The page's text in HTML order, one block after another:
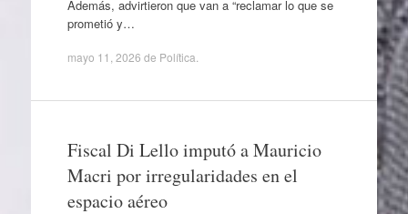
Además, advirtieron que van a “reclamar lo que se
prometió y…
mayo 11, 2026 de Política
Fiscal Di Lello imputó a Mauricio
Macri por irregularidades en el
espacio aéreo